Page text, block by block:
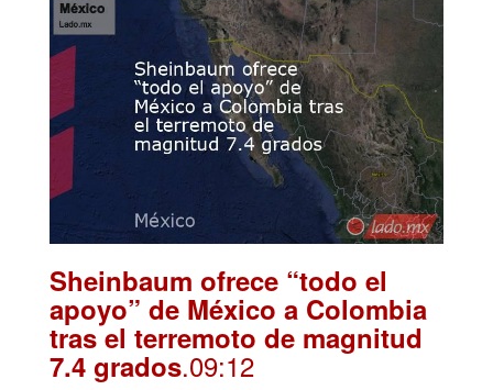
Sheinbaum ofrece “todo el
apoyo” de México a Colombia
tras el terremoto de magnitud
7.4 grados.09:12